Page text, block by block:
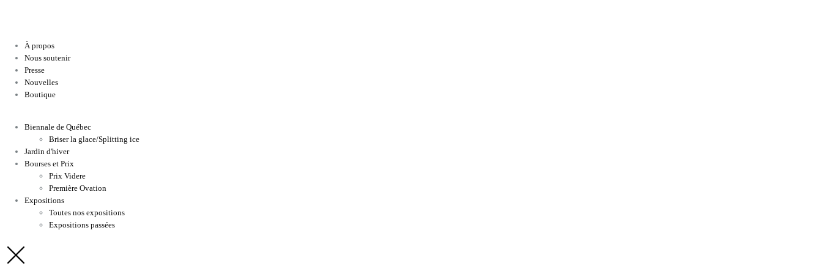
À propos
Nous soutenir
Presse
Nouvelles
Boutique
Biennale de Québec
Briser la glace/Splitting ice
Jardin d'hiver
Bourses et Prix
Prix Videre
Première Ovation
Expositions
Toutes nos expositions
Expositions passées